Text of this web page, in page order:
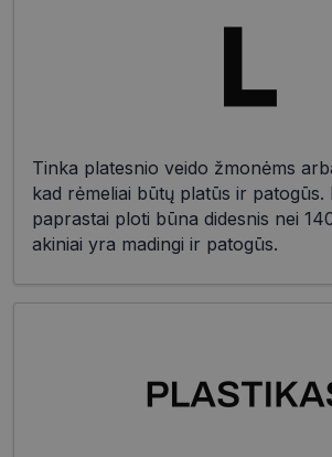
Tinka platesnio veido žmonėms
kad rėmeliai būtų platūs ir patogūs.
paprastai ploti būna didesnis nei
akiniai yra madingi ir patogūs.